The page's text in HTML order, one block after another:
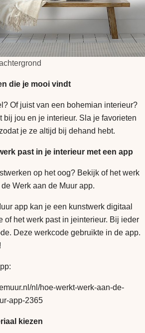
die je mooi vindt
Of juist van een bohemian interieur?
bij jou en je interieur. Sla je favorieten
je ze altijd bij dehand hebt.
past in je interieur met een app
op het oog? Bekijk of het werk
Werk aan de Muur app.
app kan je een kunstwerk digitaal
of het werk past in jeinterieur. Bij ieder
Deze werkcode gebruikte in de app.
nl/hoe-werkt-werk-aan-de-
app-2365
kiezen